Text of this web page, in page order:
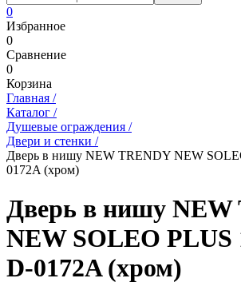
0
Избранное
0
Сравнение
0
Корзина
Главная /
Каталог /
Душевые ограждения /
Двери и стенки /
Дверь в нишу NEW TRENDY NEW
0172A (хром)
Дверь в нишу NEW
NEW SOLEO PLUS
D-0172A (хром)